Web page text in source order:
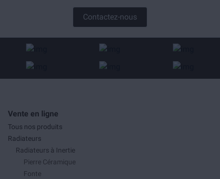
Contactez-nous
Vente en ligne
Tous nos produits
Radiateurs
Radiateurs à Inertie
Pierre Céramique
Fonte